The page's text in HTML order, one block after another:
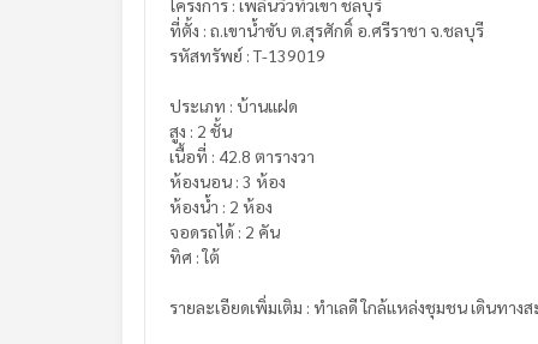
ที่ตั้ง : ถ.เขาน้ำซับ ต.สุรศักดิ์ อ.ศรีราชา จ.ชลบุรี
รหัสทรัพย์ : T-139019
ประเภท : บ้านแฝด
สูง : 2 ชั้น
เนื้อที่ : 42.8 ตารางวา
ห้องนอน : 3 ห้อง
ห้องน้ำ : 2 ห้อง
จอดรถได้ : 2 คัน
ทิศ : ใต้
รายละเอียดเพิ่มเติม : ทำเลดี ใกล้แหล่งชุมชน เดินทาง